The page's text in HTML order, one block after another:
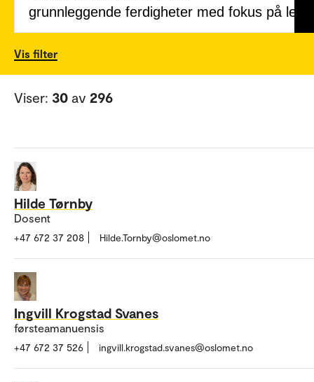
Vis filter
Viser: 30 av 296
Hilde Tørnby
Dosent
+47 672 37 208 Hilde.Tornby@oslomet.no
Ingvill Krogstad Svanes
førsteamanuensis
+47 672 37 526 ingvill.krogstad.svanes@oslomet.no